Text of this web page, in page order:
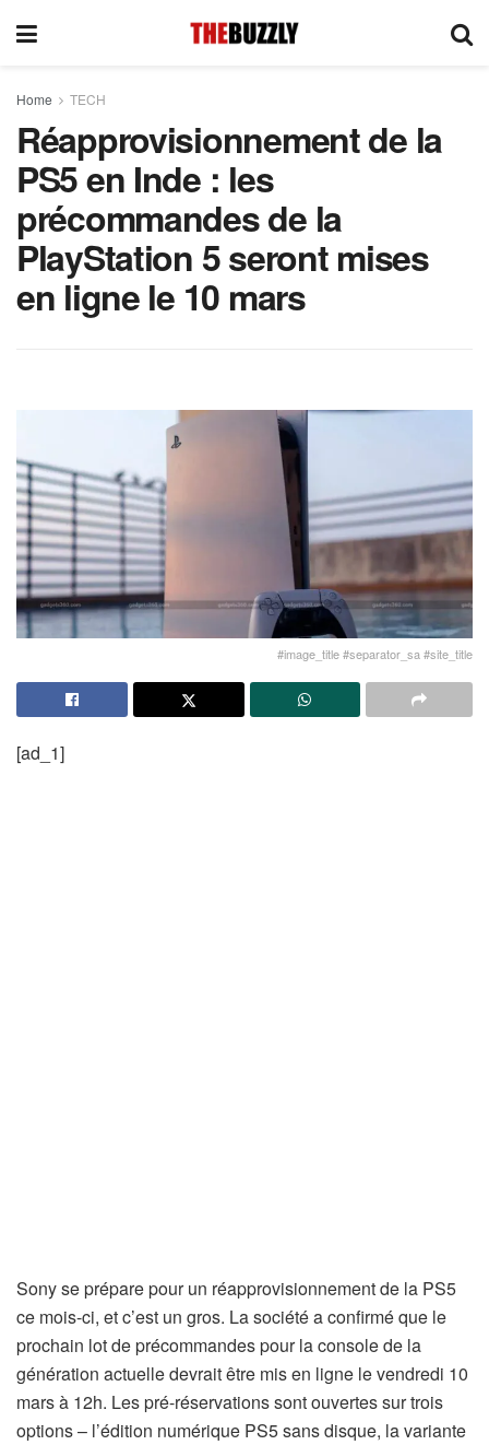
Home TECH
Réapprovisionnement de la
PS5 en Inde : les
précommandes de la
PlayStation 5 seront mises
en ligne le 10 mars
#image_title #separator_sa #site_title
[ad_1]
Sony se prépare pour un réapprovisionnement de la PS5
ce mois-ci, et c’est un gros. La société a confirmé que le
prochain lot de précommandes pour la console de la
génération actuelle devrait être mis en ligne le vendredi 10
mars à 12h. Les pré-réservations sont ouvertes sur trois
options – l’édition numérique PS5 sans disque, la variante